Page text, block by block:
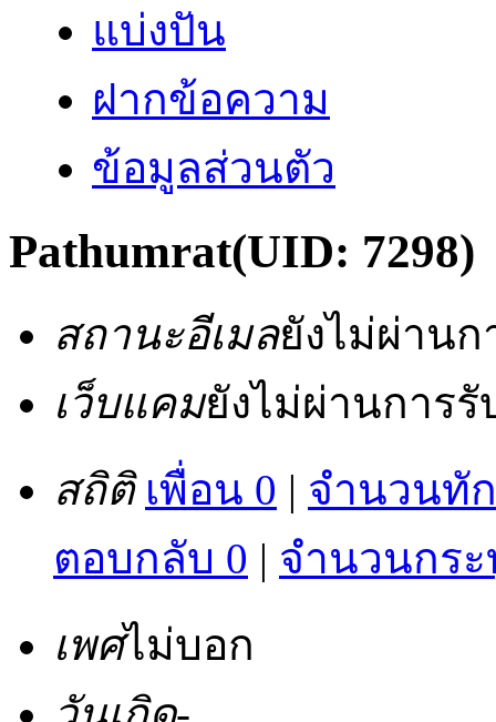
แบ่งปัน
ฝากข้อความ
ข้อมูลส่วนตัว
Pathumrat(UID: 7298)
สถานะอีเมลยังไม่ผ่านก
เว็บแคมยังไม่ผ่านการรั
สถิติ เพื่อน 0 | จำนวนทั
ตอบกลับ 0 | จำนวนกระ
เพศไม่บอก